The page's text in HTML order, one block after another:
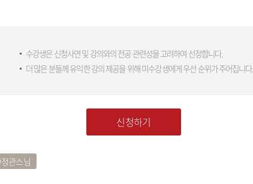
수강생은 신청사연 및 강의와의 전공 관련성을 고려하여 선정합니다.
더 많은 분들께 유익한 강의 제공을 위해 미수강생에게 우선 순위가 주어집니다.
신청하기
정관스님